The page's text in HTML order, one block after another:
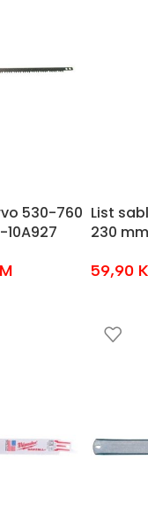
530-760
10A927
List
230
59,90